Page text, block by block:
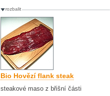
rozbalit
Bio Hovězí flank steak
steakové maso z břišní části